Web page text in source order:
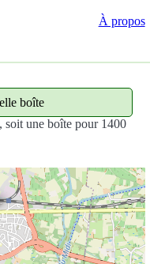
À propos
soit une boîte pour 1400
boîte